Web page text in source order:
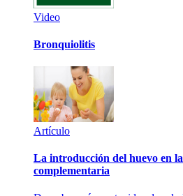
Video
Bronquiolitis
Artículo
La introducción del huevo en
complementaria